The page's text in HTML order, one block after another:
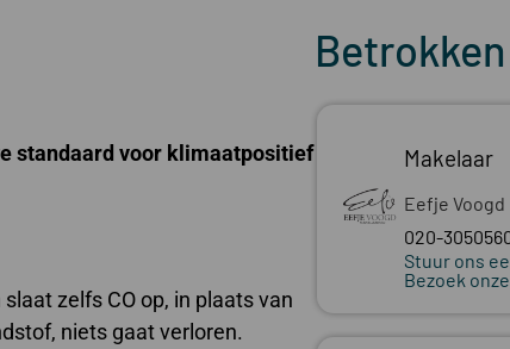
standaard voor klimaatpositief
zelfs CO op, in plaats van
niets gaat verloren.
Makelaar
Eefje Voogd
020-
Stuur ons
Bezoek